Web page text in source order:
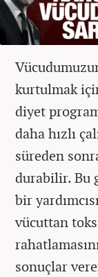
kurtulmak
diyet
daha hızlı
süreden
durabilir. Bu
bir
vücuttan
sonuçlar